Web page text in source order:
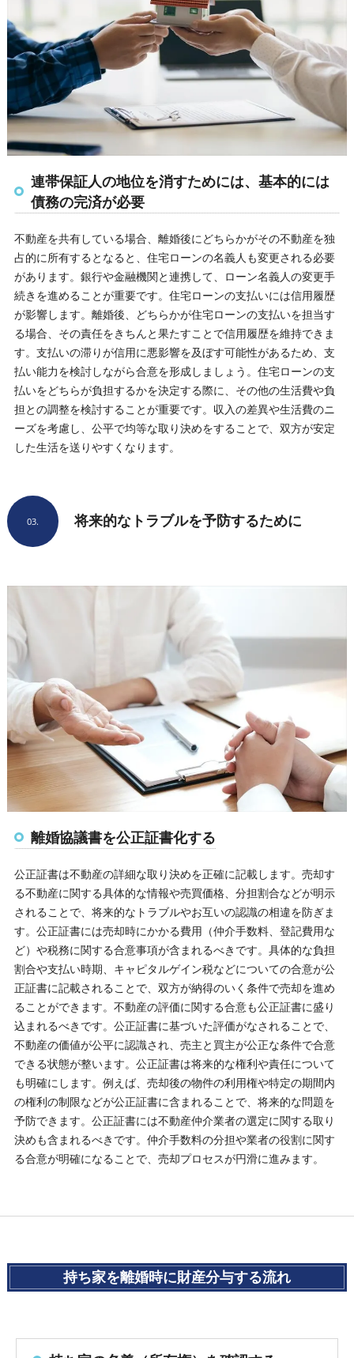
連帯保証人の地位を消すためには、基本的には
債務の完済が必要
不動産を共有している場合、離婚後にどちらかがその不動産を独
占的に所有するとなると、住宅ローンの名義人も変更される必要
があります。銀行や金融機関と連携して、ローン名義人の変更手
続きを進めることが重要です。住宅ローンの支払いには信用履歴
が影響します。離婚後、どちらかが住宅ローンの支払いを担当す
る場合、その責任をきちんと果たすことで信用履歴を維持できま
す。支払いの滞りが信用に悪影響を及ぼす可能性があるため、支
払い能力を検討しながら合意を形成しましょう。住宅ローンの支
払いをどちらが負担するかを決定する際に、その他の生活費や負
担との調整を検討することが重要です。収入の差異や生活費のニ
ーズを考慮し、公平で均等な取り決めをすることで、双方が安定
した生活を送りやすくなります。
将来的なトラブルを予防するために
03.
離婚協議書を公正証書化する
公正証書は不動産の詳細な取り決めを正確に記載します。売却す
る不動産に関する具体的な情報や売買価格、分担割合などが明示
されることで、将来的なトラブルやお互いの認識の相違を防ぎま
す。公正証書には売却時にかかる費用（仲介手数料、登記費用な
ど）や税務に関する合意事項が含まれるべきです。具体的な負担
割合や支払い時期、キャピタルゲイン税などについての合意が公
正証書に記載されることで、双方が納得のいく条件で売却を進め
ることができます。不動産の評価に関する合意も公正証書に盛り
込まれるべきです。公正証書に基づいた評価がなされることで、
不動産の価値が公平に認識され、売主と買主が公正な条件で合意
できる状態が整います。公正証書は将来的な権利や責任について
も明確にします。例えば、売却後の物件の利用権や特定の期間内
の権利の制限などが公正証書に含まれることで、将来的な問題を
予防できます。公正証書には不動産仲介業者の選定に関する取り
決めも含まれるべきです。仲介手数料の分担や業者の役割に関す
る合意が明確になることで、売却プロセスが円滑に進みます。
持ち家を離婚時に財産分与する流れ